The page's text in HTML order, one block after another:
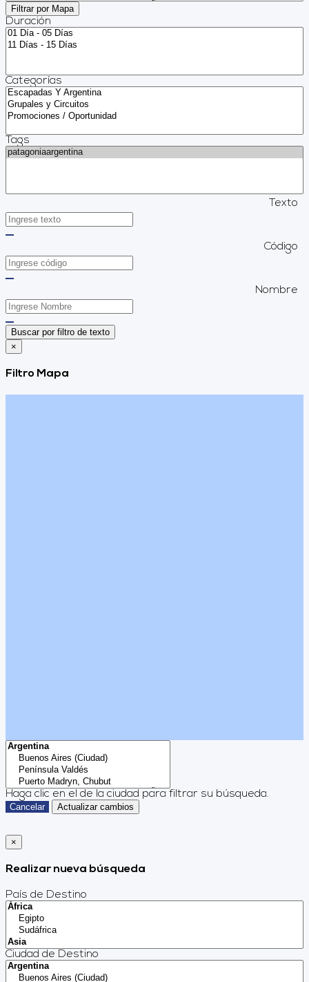
Filtrar por Mapa
Duración
Categorías
Tags
Texto
Código
Nombre
Buscar por filtro de texto
×
Filtro Mapa
Haga clic en el de la ciudad para filtrar su búsqueda.
Cancelar Actualizar cambios
×
Realizar nueva búsqueda
País de Destino
Ciudad de Destino